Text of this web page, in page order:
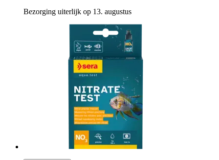
Bezorging uiterlijk op 13. augustus